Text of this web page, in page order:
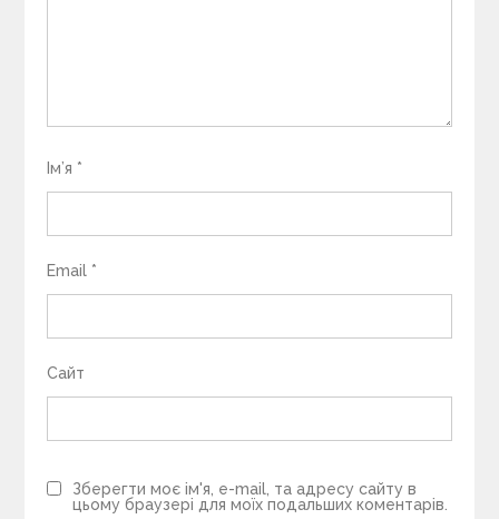
Ім’я *
Email *
Сайт
Зберегти моє ім'я, e-mail, та адресу сайту в
цьому браузері для моїх подальших коментарів.